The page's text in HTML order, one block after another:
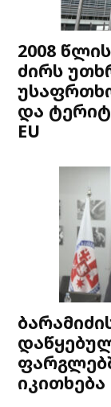
2008
ძირს
და
EU
იკითხება